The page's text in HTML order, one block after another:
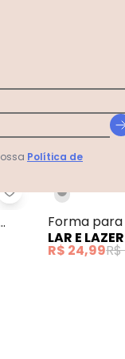
3 Peças
Lar e Lazer -
Forma para
cm
LAR E LAZER
R$ 24,99
Política de